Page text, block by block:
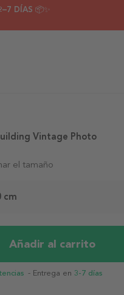
DÍAS 📦✨
el tamaño
cm
Añadir al carrito
- Entrega en 3-7 días
Vintage Photo